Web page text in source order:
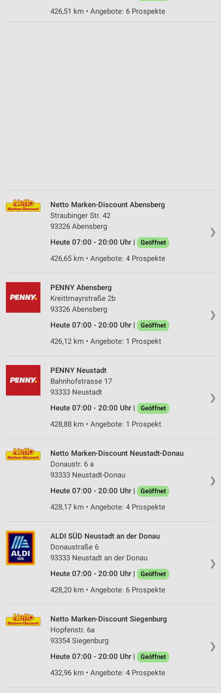
426,51 km • Angebote: 6 Prospekte
❯
Netto Marken-Discount Abensberg
Straubinger Str. 42
93326 Abensberg
Heute 07:00 - 20:00 Uhr |
Geöffnet
426,65 km • Angebote: 4 Prospekte
❯
PENNY Abensberg
Kreittmayrstraße 2b
93326 Abensberg
Heute 07:00 - 20:00 Uhr |
Geöffnet
426,12 km • Angebote: 1 Prospekt
❯
PENNY Neustadt
Bahnhofstrasse 17
93333 Neustadt
Heute 07:00 - 20:00 Uhr |
Geöffnet
428,88 km • Angebote: 1 Prospekt
❯
Netto Marken-Discount Neustadt-Donau
Donaustr. 6 a
93333 Neustadt-Donau
Heute 07:00 - 20:00 Uhr |
Geöffnet
428,17 km • Angebote: 4 Prospekte
❯
ALDI SÜD Neustadt an der Donau
Donaustraße 6
93333 Neustadt an der Donau
Heute 07:00 - 20:00 Uhr |
Geöffnet
428,20 km • Angebote: 6 Prospekte
❯
Netto Marken-Discount Siegenburg
Hopfenstr. 6a
93354 Siegenburg
Heute 07:00 - 20:00 Uhr |
Geöffnet
432,96 km • Angebote: 4 Prospekte